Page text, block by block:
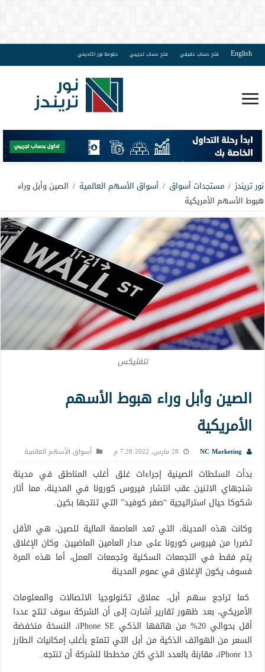
English فتح حساب حقيقي فتح حساب تجريبي دبلومة نور اكاديمي
نور تريندز / مستجدات أسواق / أسواق الأسهم العالمية / الصين وأبل وراء
هبوط الأسهم الأمريكية
نتفليكس
الصين وأبل وراء هبوط الأسهم
الأمريكية
NC Marketing 28 مارس, 2022 7:28 م أسواق الأسهم العالمية
بدأت السلطات الصينية إجراءات غلق أغلب المناطق في مدينة
شنجهاي الاثنين عقب انتشار فيروس كورونا في المدينة، مما أثار
شكوكا حيال استراتيجية “صفر كوفيد” التي تنتجها بكين.
وكانت هذه المدينة، التي تعد العاصمة المالية للصين، هي الأقل
تضررا من فيروس كورونا على مدار العامين الماضيين. وكان الإغلاق
يتم فقط في التجمعات السكنية وتجمعات العمل، أما هذه المرة
فسوف يكون الإغلاق في عموم المدينة
كما تراجع سهم أبل، عملاق تكنولوجيا الاتصالات والمعلومات
الأمريكي، بعد ظهور تقارير أشارت إلى أن الشركة سوف تنتج عددا
أقل بحوالي 20% من هاتفها الذكي iPhone SE، النسخة منخفضة
السعر من الهواتف الذكية من أبل التي تتمتع بأغلب إمكانيات الطارز
iPhonr 13، مقارنة بالعدد الذي كان مخططا للشركة أن تنتجه.